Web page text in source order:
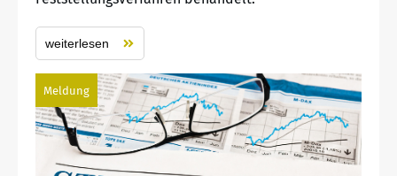
weiterlesen
Meldung